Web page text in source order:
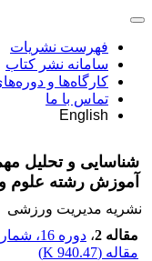
فهرست نشریات
سامانه نشر کتاب
کارگاه‌ها و
تماس با ما
English
شناسایی و تحلیل
آموزش رشته علوم
نشریه مدیریت ورزشی
مقاله 2
، دوره 16، شماره 1
مقاله (940.47 K
)